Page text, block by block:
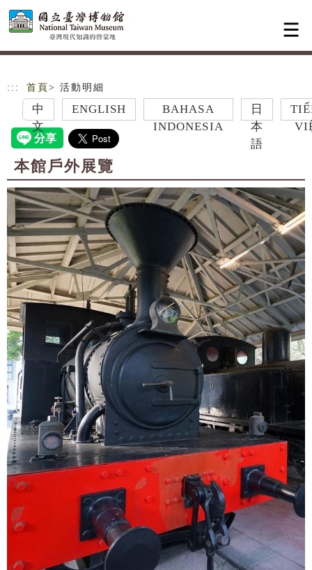
跳到主要內容
網站導覽
::: 首頁 > 活動明細
中
文
ENGLISH
BAHASA
INDONESIA
日
本
TIẾNG
VIỆT
本館戶外展覽